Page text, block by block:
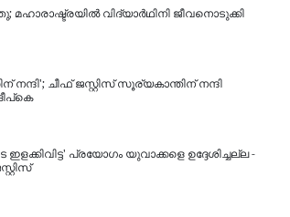
മഹാരാഷ്ട്രയിൽ വിദ്യാർഥിനി ജീവനൊടുക്കി
നന്ദി'; ചീഫ് ജസ്റ്റിസ് സൂര്യകാന്തിന് നന്ദി
ഇളക്കിവിട്ട' പ്രയോഗം യുവാക്കളെ ഉദ്ദേശിച്ചല്ല -